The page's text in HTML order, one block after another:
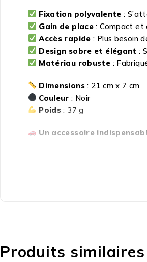
Fixation polyvalente :
Gain de place : Compact et
Accès rapide : Plus besoin
Design sobre et élégant :
Matériau robuste :
Dimensions: 21 cm x 7 cm
Couleur : Noir
Poids : 37 g
Un accessoire
Produits similaires